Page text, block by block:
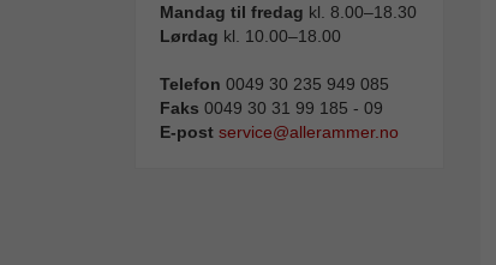
Mandag til fredag kl. 8.00–18.30
Lørdag kl. 10.00–18.00
Telefon 0049 30 235 949 085
Faks 0049 30 31 99 185 - 09
E-post service@allerammer.no